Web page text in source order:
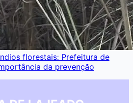
florestais: Prefeitura de
da prevenção